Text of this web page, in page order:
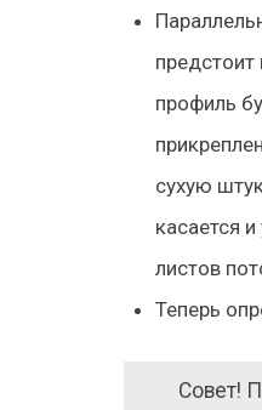
профиль
сухую
касается
листов
Теперь
Совет!